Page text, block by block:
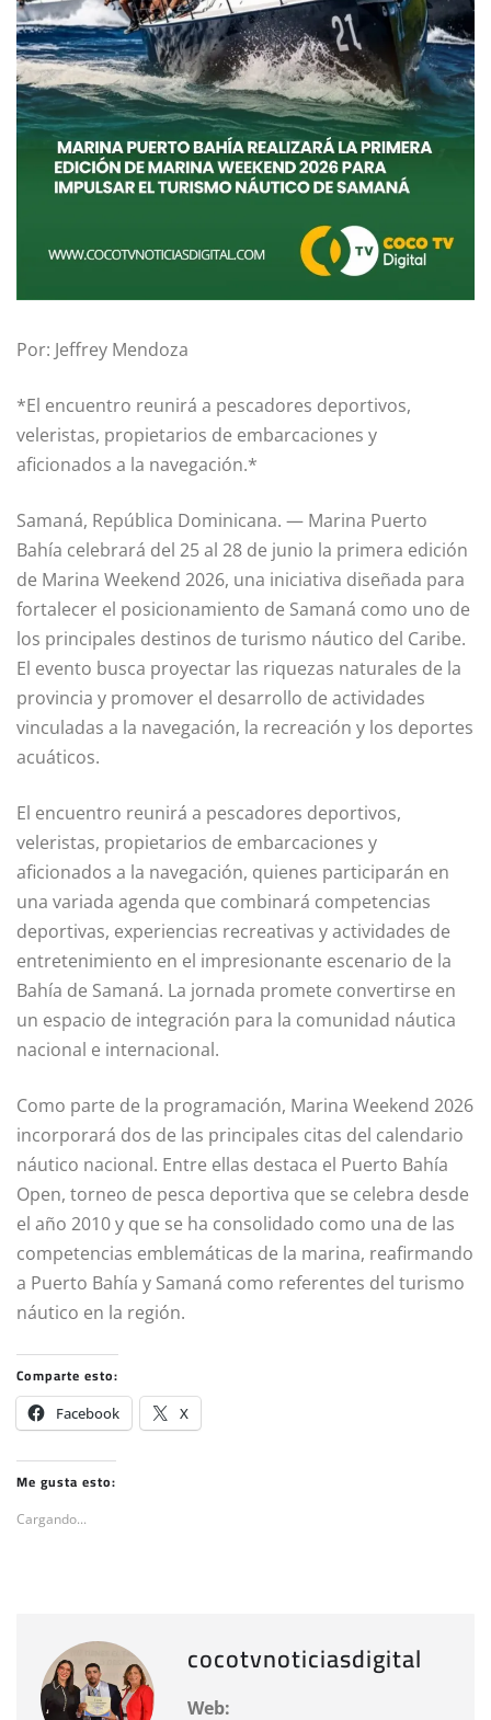
Por: Jeffrey Mendoza
*El encuentro reunirá a pescadores deportivos,
veleristas, propietarios de embarcaciones y
aficionados a la navegación.*
Samaná, República Dominicana. — Marina Puerto
Bahía celebrará del 25 al 28 de junio la primera edición
de Marina Weekend 2026, una iniciativa diseñada para
fortalecer el posicionamiento de Samaná como uno de
los principales destinos de turismo náutico del Caribe.
El evento busca proyectar las riquezas naturales de la
provincia y promover el desarrollo de actividades
vinculadas a la navegación, la recreación y los deportes
acuáticos.
El encuentro reunirá a pescadores deportivos,
veleristas, propietarios de embarcaciones y
aficionados a la navegación, quienes participarán en
una variada agenda que combinará competencias
deportivas, experiencias recreativas y actividades de
entretenimiento en el impresionante escenario de la
Bahía de Samaná. La jornada promete convertirse en
un espacio de integración para la comunidad náutica
nacional e internacional.
Como parte de la programación, Marina Weekend 2026
incorporará dos de las principales citas del calendario
náutico nacional. Entre ellas destaca el Puerto Bahía
Open, torneo de pesca deportiva que se celebra desde
el año 2010 y que se ha consolidado como una de las
competencias emblemáticas de la marina, reafirmando
a Puerto Bahía y Samaná como referentes del turismo
náutico en la región.
Comparte esto:
Facebook X
Me gusta esto:
Cargando...
cocotvnoticiasdigital
Web: